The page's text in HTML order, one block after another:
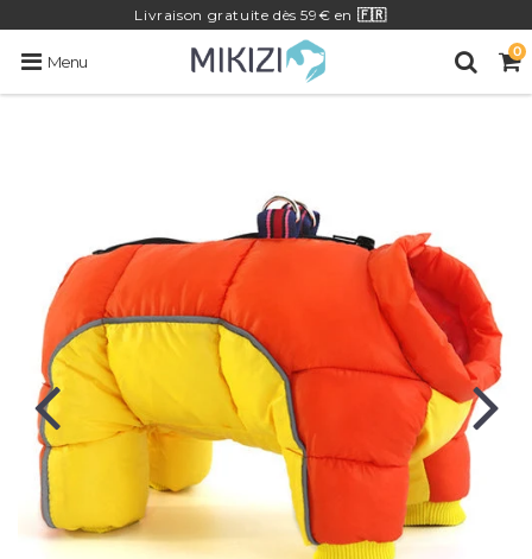
Livraison gratuite dès 59€ en 🇫🇷
Menu
0